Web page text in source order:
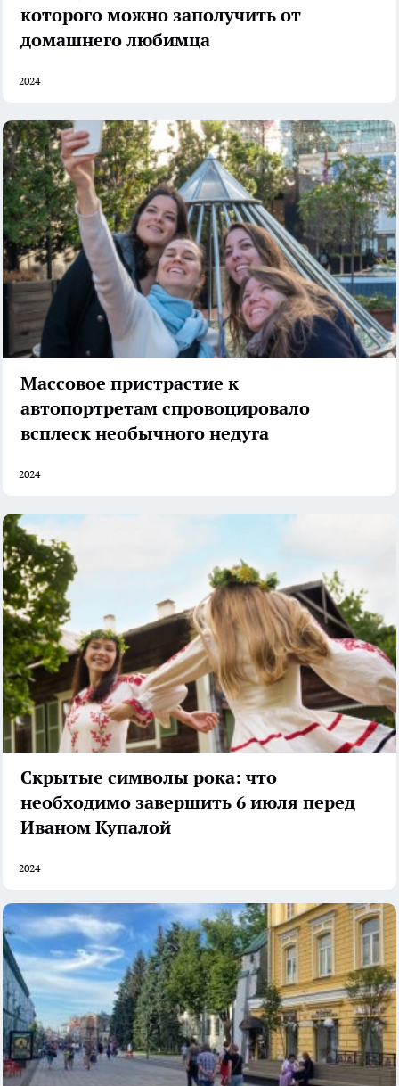
которого можно заполучить от
домашнего любимца
2024
Массовое пристрастие к
автопортретам спровоцировало
всплеск необычного недуга
2024
Скрытые символы рока: что
необходимо завершить 6 июля перед
Иваном Купалой
2024